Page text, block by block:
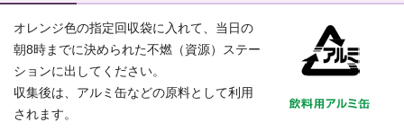
オレンジ色の指定回収袋に入れて、当日の
朝8時までに決められた不燃（資源）ステー
ションに出してください。
収集後は、アルミ缶などの原料として利用
されます。